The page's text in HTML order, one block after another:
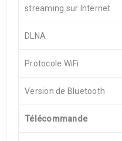
streaming sur Internet
DLNA
Protocole WiFi
Version de Bluetooth
Télécommande